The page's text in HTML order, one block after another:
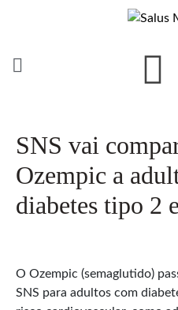
SNS vai
Ozempic a
diabetes tipo 2
O Ozempic (semaglutido)
SNS para adultos com